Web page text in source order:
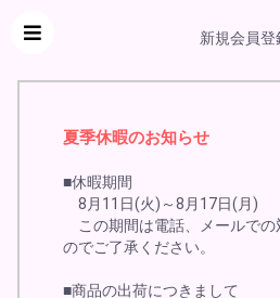
新規会員登
夏季休暇のお知らせ
■休暇期間
8月11日(火)～8月17日(月)
この期間は電話、メールでの
のでご了承ください。
■商品の出荷につきまして